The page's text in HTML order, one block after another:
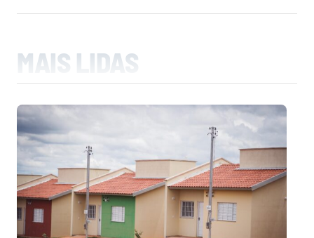
MAIS LIDAS